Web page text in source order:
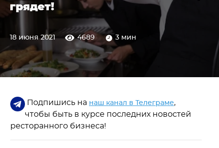
грядет!
18 июня 2021 4689 3 мин
Подпишись на наш канал в Телеграме,
чтобы быть в курсе последних новостей
ресторанного бизнеса!